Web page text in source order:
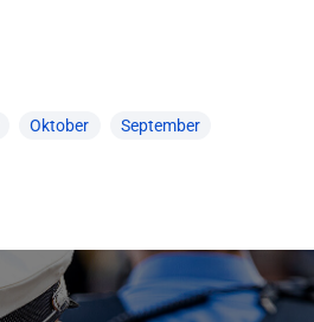
Oktober September